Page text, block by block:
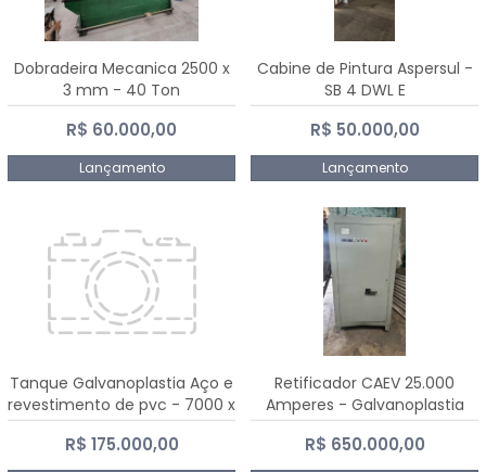
Dobradeira Mecanica 2500 x
3 mm - 40 Ton
R$ 60.000,00
Lançamento
Cabine de Pintura Aspersul -
SB 4 DWL E
R$ 50.000,00
Lançamento
Tanque Galvanoplastia Aço e
revestimento de pvc - 7000 x
2200 mm
R$ 175.000,00
Retificador CAEV 25.000
Amperes - Galvanoplastia
R$ 650.000,00